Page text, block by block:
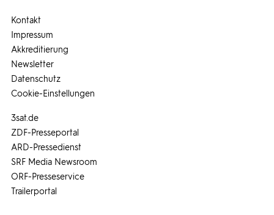
3sat.de
ZDF-Presseportal
ARD-Pressedienst
SRF Media Newsroom
ORF-Presseservice
Trailerportal
Kontakt
Impressum
Akkreditierung
Newsletter
Datenschutz
Cookie-Einstellungen